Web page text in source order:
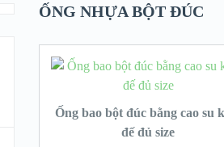
ỐNG NHỰA BỘT ĐÚC
Ống bao bột đúc bằng cao su
đế đủ size